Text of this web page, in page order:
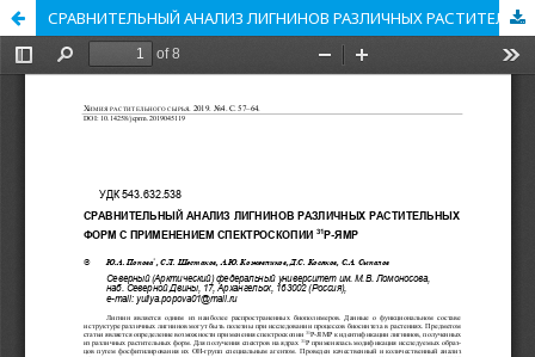
СРАВНИТЕЛЬНЫЙ АНАЛИЗ ЛИГНИНОВ РАЗЛИЧНЫХ РАСТИТЕЛЬНЫХ ФОРМ С ПРИМЕНЕНИЕМ СПЕКТРОСКОПИИ 31Р-ЯМР